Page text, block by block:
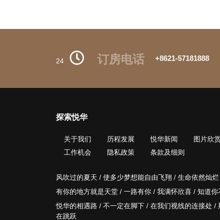
24 订房电话 +8621-57181888
探索悦华
关于我们 历程发展 悦华新闻
图片欣
工作机会
隐私政策 条款及细则
风吹过的夏天 / 使多少梦想能自由飞翔 / 生命依然灿烂
有你的地方就是天堂 / 一路有你 / 我满怀欣喜 / 知道
悦华的相遇路 / 不一定在脚下 / 在我们视线的连接处 /
在跳跃